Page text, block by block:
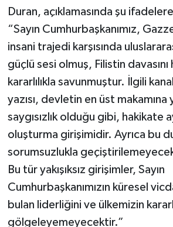
Duran, açıklamasında şu
“Sayın Cumhurbaşkanımız,
insani trajedi karşısında
güçlü sesi olmuş, Filistin
kararlılıkla savunmuştur. İlgili
yazısı, devletin en üst makamına
saygısızlık olduğu gibi, hakikate
oluşturma girişimidir. Ayrıca bu
sorumsuzlukla
Bu tür yakışıksız girişimler, Sayın
Cumhurbaşkanımızın küresel
bulan liderliğini ve ülkemizin
gölgeleyemeyecektir.”